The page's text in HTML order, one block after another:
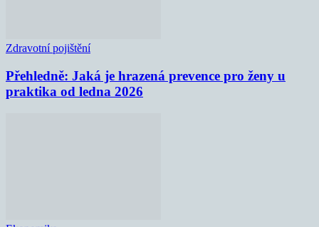
Zdravotní pojištění
Přehledně: Jaká je hrazená prevence pro ženy u
praktika od ledna 2026